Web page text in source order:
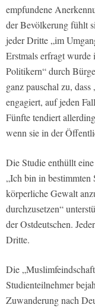
empfundene
der Bevölkerung fühlt
jeder Dritte „im
Erstmals erfragt
Politikern“ durch
ganz pauschal zu,
engagiert, auf jeden
Fünfte tendiert
wenn sie in der
Die Studie enthüllt
„Ich bin in bestimmten
körperliche Gewalt
durchzusetzen“
der Ostdeutschen.
Dritte.
Die
Studienteilnehmer
Zuwanderung nach